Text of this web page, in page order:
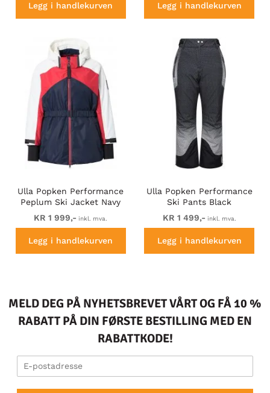
Legg i handlekurven Legg i handlekurven
Ulla Popken Performance
Peplum Ski Jacket Navy
KR 1 999,- inkl. mva.
Legg i handlekurven
Ulla Popken Performance
Ski Pants Black
KR 1 499,- inkl. mva.
Legg i handlekurven
MELD DEG PÅ NYHETSBREVET VÅRT OG FÅ 10 %
RABATT PÅ DIN FØRSTE BESTILLING MED EN
RABATTKODE!